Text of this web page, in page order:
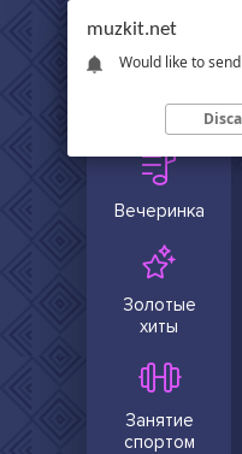
Вечеринка
Золотые
хиты
Занятие
спортом
muzkit.net
Would like to